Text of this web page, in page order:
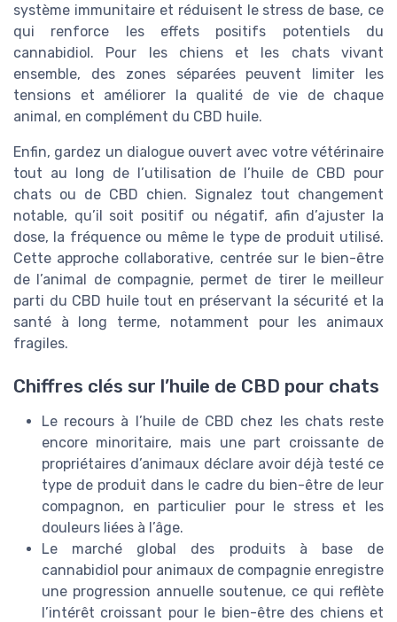
système immunitaire et réduisent le stress de base, ce
qui renforce les effets positifs potentiels du
cannabidiol. Pour les chiens et les chats vivant
ensemble, des zones séparées peuvent limiter les
tensions et améliorer la qualité de vie de chaque
animal, en complément du CBD huile.
Enfin, gardez un dialogue ouvert avec votre vétérinaire
tout au long de l’utilisation de l’huile de CBD pour
chats ou de CBD chien. Signalez tout changement
notable, qu’il soit positif ou négatif, afin d’ajuster la
dose, la fréquence ou même le type de produit utilisé.
Cette approche collaborative, centrée sur le bien-être
de l’animal de compagnie, permet de tirer le meilleur
parti du CBD huile tout en préservant la sécurité et la
santé à long terme, notamment pour les animaux
fragiles.
Chiffres clés sur l’huile de CBD pour chats
Le recours à l’huile de CBD chez les chats reste
encore minoritaire, mais une part croissante de
propriétaires d’animaux déclare avoir déjà testé ce
type de produit dans le cadre du bien-être de leur
compagnon, en particulier pour le stress et les
douleurs liées à l’âge.
Le marché global des produits à base de
cannabidiol pour animaux de compagnie enregistre
une progression annuelle soutenue, ce qui reflète
l’intérêt croissant pour le bien-être des chiens et